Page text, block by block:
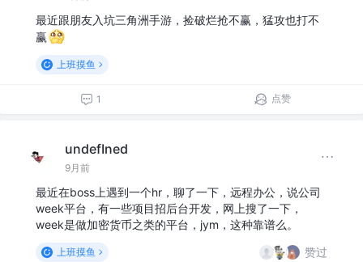
最近跟朋友入坑三角洲手游，捡破烂抢不赢，猛攻也打不
赢
上班摸鱼
1 点赞
undefIned
9月前
最近在boss上遇到一个hr，聊了一下，远程办公，说公司
week平台，有一些项目招后台开发，网上搜了一下，
week是做加密货币之类的平台，jym，这种靠谱么。
上班摸鱼 赞过